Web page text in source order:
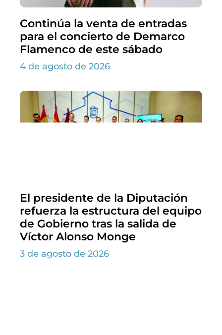
Continúa la venta de entradas
para el concierto de Demarco
Flamenco de este sábado
4 de agosto de 2026
El presidente de la Diputación
refuerza la estructura del equipo
de Gobierno tras la salida de
Víctor Alonso Monge
3 de agosto de 2026